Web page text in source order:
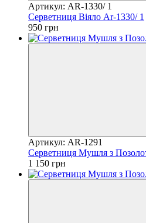
Артикул: AR-1330/ 1
Серветниця Віяло Ar-1330/ 1
950 грн
Артикул: AR-1291
Серветниця Мушля з
1 150 грн